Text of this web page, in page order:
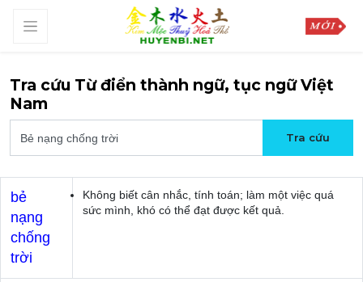
Tra cứu Từ điển thành ngữ, tục ngữ Việt
Nam
bẻ
nạng
chống
trời
Không biết cân nhắc, tính toán; làm một việc quá
sức mình, khó có thể đạt được kết quả.